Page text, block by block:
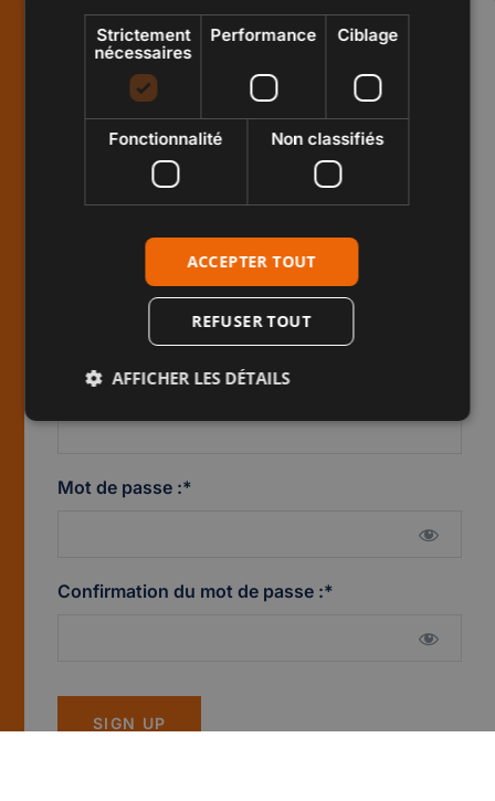
REGISTRE
Prénom :
Identifiant :*
E-mail :*
Mot de passe :*
Confirmation du mot de passe :*
Aucune valeur
Strictement
nécessaires
Performance Ciblage
Fonctionnalité Non classifiés
ACCEPTER TOUT
REFUSER TOUT
AFFICHER LES DÉTAILS